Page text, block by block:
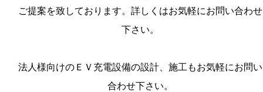
ご提案を致しております。詳しくはお気軽にお問い合わせ
下さい。
法人様向けのＥＶ充電設備の設計、施工もお気軽にお問い
合わせ下さい。